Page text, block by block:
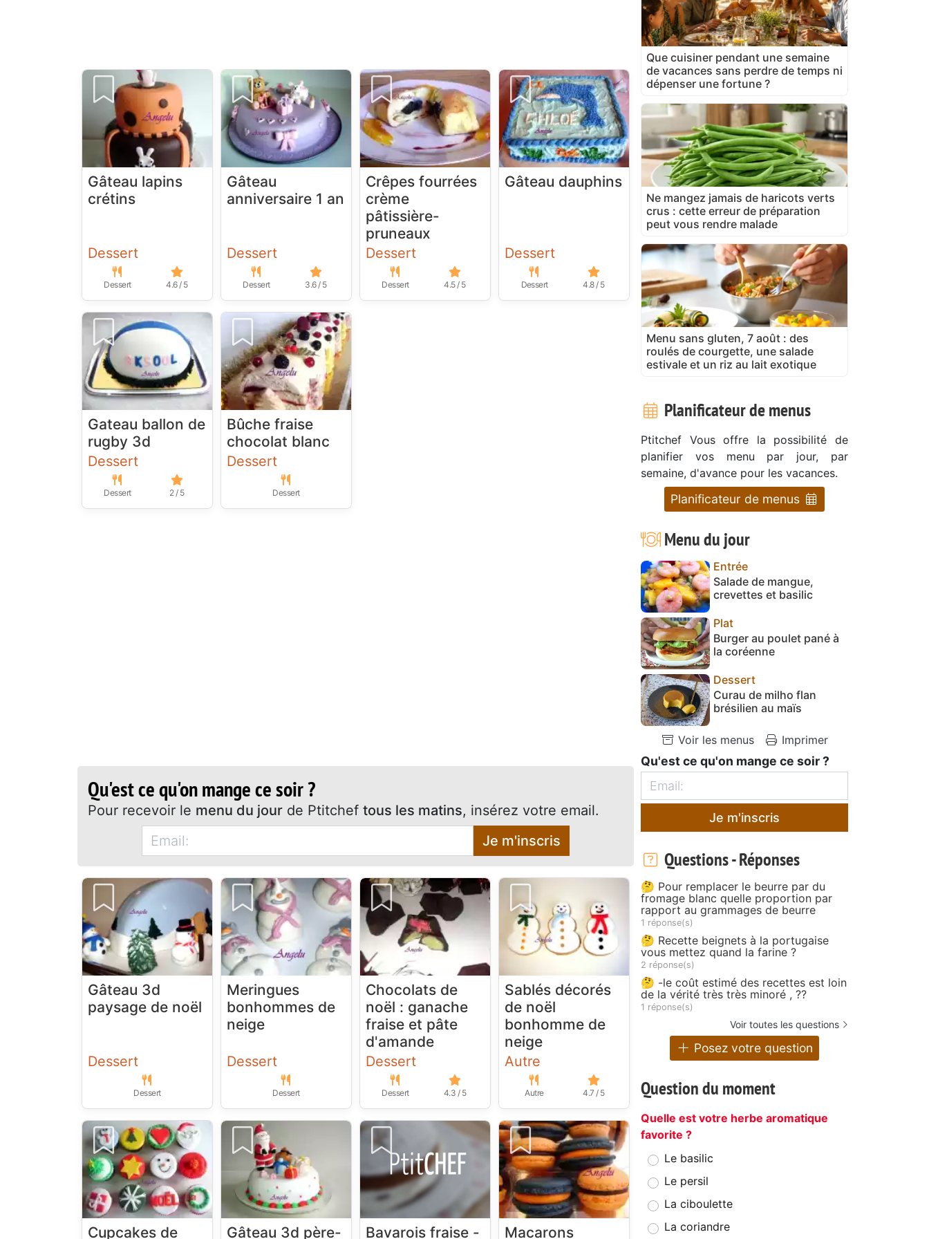
Gâteau lapins
crétins
Dessert
Dessert 4.6 / 5
Gâteau
anniversaire 1 an
Dessert
Dessert 3.6 / 5
Crêpes fourrées
crème
pâtissière-
pruneaux
Dessert
Dessert 4.5 / 5
Gâteau dauphins
Dessert
Dessert 4.8 / 5
Gateau ballon de
rugby 3d
Dessert
Dessert 2 / 5
Bûche fraise
chocolat blanc
Dessert
Dessert
Qu'est ce qu'on mange ce soir ?
Pour recevoir le menu du jour de Ptitcheftous les matins, insérez votre email.
Je m'inscris
Gâteau 3d
paysage de noël
Dessert
Dessert
Meringues
bonhommes de
neige
Dessert
Dessert
Chocolats de
noël : ganache
fraise et pâte
d'amande
Dessert
Dessert 4.3 / 5
Sablés décorés
de noël
bonhomme de
neige
Autre
Autre 4.7 / 5
Cupcakes de
Gâteau 3d père-
Bavarois fraise -
Macarons
Que cuisiner pendant une semaine
de vacances sans perdre de temps ni
dépenser une fortune ?
Ne mangez jamais de haricots verts
crus : cette erreur de préparation
peut vous rendre malade
Menu sans gluten, 7 août : des
roulés de courgette, une salade
estivale et un riz au lait exotique
Planificateur de menus
Ptitchef Vous offre la possibilité de
planifier vos menu par jour, par
semaine, d'avance pour les vacances.
Planificateur de menus
Menu du jour
Entrée
Salade de mangue,
crevettes et basilic
Plat
Burger au poulet pané à
la coréenne
Dessert
Curau de milho flan
brésilien au maïs
Voir les menus Imprimer
Qu'est ce qu'on mange ce soir ?
Je m'inscris
Questions - Réponses
🤔 Pour remplacer le beurre par du
fromage blanc quelle proportion par
rapport au grammages de beurre
1 réponse(s)
🤔 Recette beignets à la portugaise
vous mettez quand la farine ?
2 réponse(s)
🤔 -le coût estimé des recettes est loin
de la vérité très très minoré , ??
1 réponse(s)
Voir toutes les questions
Posez votre question
Question du moment
Quelle est votre herbe aromatique
favorite ?
Le basilic
Le persil
La ciboulette
La coriandre